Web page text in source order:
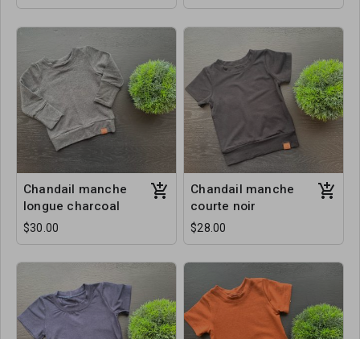
Chandail manche
longue charcoal
$30.00
Chandail manche
courte noir
$28.00